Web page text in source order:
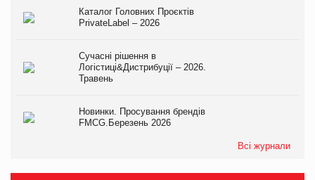
Каталог Головних Проєктів
PrivateLabel – 2026
Сучасні рішення в
Логістиці&Дистрибуції – 2026.
Травень
Новинки. Просування брендів
FMCG.Березень 2026
Всі журнали